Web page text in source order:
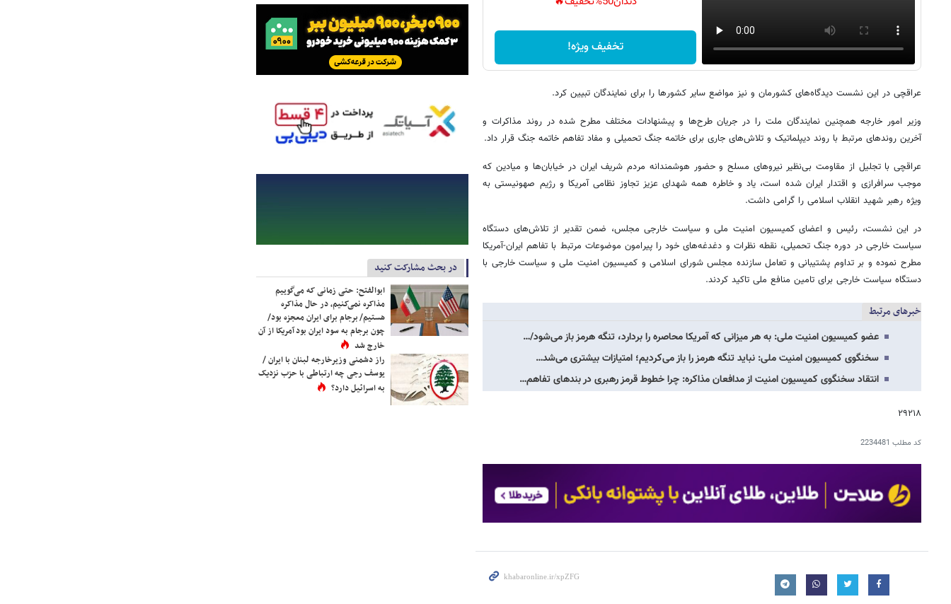
تخفیف ویژه!
عراقچی در این نشست دیدگاه‌های کشورمان و نیز مواضع سایر کشورها را برای نمایندگان تبیین کرد.
وزیر امور خارجه همچنین نمایندگان ملت را در جریان طرح‌ها و پیشنهادات مختلف مطرح‌ شده در روند مذاکرات و
آخرین روندهای مرتبط با روند دیپلماتیک و تلاش‌های جاری برای خاتمه جنگ تحمیلی و مفاد تفاهم خاتمه جنگ قرار داد.
عراقچی با تجلیل از مقاومت بی‌نظیر نیروهای مسلح و حضور هوشمندانه مردم شریف ایران در خیابان‌ها و میادین که
موجب سرافرازی و اقتدار ایران شده است، یاد و خاطره همه شهدای عزیز تجاوز نظامی آمریکا و رژیم صهونیستی به
ویژه رهبر شهید انقلاب اسلامی را گرامی داشت.
در این نشست، رئیس و اعضای کمیسیون امنیت ملی و سیاست خارجی مجلس، ضمن تقدیر از تلاش‌های دستگاه
سیاست خارجی در دوره جنگ تحمیلی، نقطه نظرات و دغدغه‌های خود را پیرامون موضوعات مرتبط با تفاهم ایران-آمریکا
مطرح نموده و بر تداوم پشتیبانی و تعامل سازنده مجلس شورای اسلامی و کمیسیون امنیت ملی و سیاست خارجی با
دستگاه سیاست خارجی برای تامین منافع ملی تاکید کردند.
خبرهای مرتبط
عضو کمیسیون امنیت ملی: به هر میزانی که آمریکا محاصره را بردارد، تنگه هرمز باز می‌شود/…
سخنگوی کمیسیون امنیت ملی: نباید تنگه هرمز را باز می‌کردیم؛ امتیازات بیشتری می‌شد…
انتقاد سخنگوی کمیسیون امنیت از مدافعان مذاکره: چرا خطوط قرمز رهبری در بندهای تفاهم…
۲۹۲۱۸
کد مطلب 2234481
در بحث مشارکت کنید
ابوالفتح: حتی زمانی که می‌گوییم
مذاکره نمی‌کنیم، در حال مذاکره
هستیم/ برجام برای ایران معجزه بود/
چون برجام به سود ایران بود آمریکا از آن
خارج شد
راز دشمنی وزیرخارجه لبنان با ایران /
یوسف رجی چه ارتباطی با حزب نزدیک
به اسرائیل دارد؟